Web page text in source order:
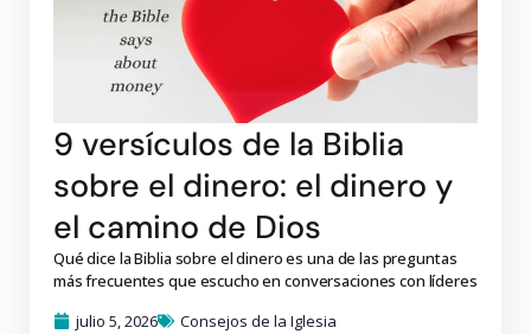
9 versículos de la Biblia
sobre el dinero: el dinero y
el camino de Dios
Qué dice la Biblia sobre el dinero es una de las preguntas
más frecuentes que escucho en conversaciones con líderes
julio 5, 2026
Consejos de la Iglesia